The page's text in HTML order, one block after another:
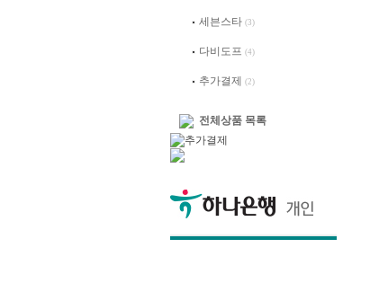
세븐스타 (3)
다비도프 (4)
추가결제 (2)
전체상품 목록